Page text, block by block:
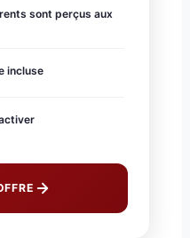
sont perçus aux
incluse